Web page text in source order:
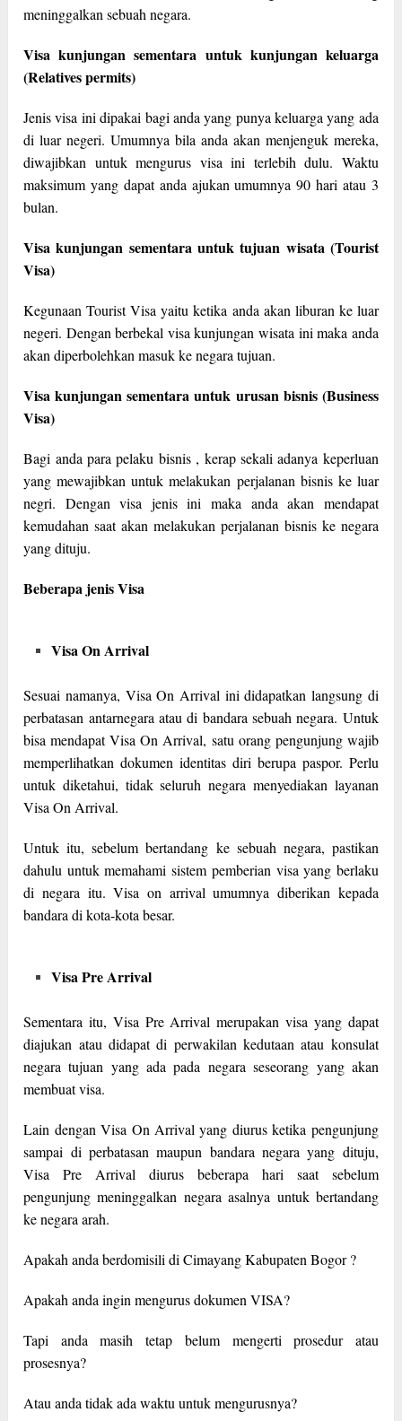
meninggalkan sebuah negara.
Visa kunjungan sementara untuk kunjungan keluarga
(Relatives permits)
Jenis visa ini dipakai bagi anda yang punya keluarga yang ada
di luar negeri. Umumnya bila anda akan menjenguk mereka,
diwajibkan untuk mengurus visa ini terlebih dulu. Waktu
maksimum yang dapat anda ajukan umumnya 90 hari atau 3
bulan.
Visa kunjungan sementara untuk tujuan wisata (Tourist
Visa)
Kegunaan Tourist Visa yaitu ketika anda akan liburan ke luar
negeri. Dengan berbekal visa kunjungan wisata ini maka anda
akan diperbolehkan masuk ke negara tujuan.
Visa kunjungan sementara untuk urusan bisnis (Business
Visa)
Bagi anda para pelaku bisnis , kerap sekali adanya keperluan
yang mewajibkan untuk melakukan perjalanan bisnis ke luar
negri. Dengan visa jenis ini maka anda akan mendapat
kemudahan saat akan melakukan perjalanan bisnis ke negara
yang dituju.
Beberapa jenis Visa
Visa On Arrival
Sesuai namanya, Visa On Arrival ini didapatkan langsung di
perbatasan antarnegara atau di bandara sebuah negara. Untuk
bisa mendapat Visa On Arrival, satu orang pengunjung wajib
memperlihatkan dokumen identitas diri berupa paspor. Perlu
untuk diketahui, tidak seluruh negara menyediakan layanan
Visa On Arrival.
Untuk itu, sebelum bertandang ke sebuah negara, pastikan
dahulu untuk memahami sistem pemberian visa yang berlaku
di negara itu. Visa on arrival umumnya diberikan kepada
bandara di kota-kota besar.
Visa Pre Arrival
Sementara itu, Visa Pre Arrival merupakan visa yang dapat
diajukan atau didapat di perwakilan kedutaan atau konsulat
negara tujuan yang ada pada negara seseorang yang akan
membuat visa.
Lain dengan Visa On Arrival yang diurus ketika pengunjung
sampai di perbatasan maupun bandara negara yang dituju,
Visa Pre Arrival diurus beberapa hari saat sebelum
pengunjung meninggalkan negara asalnya untuk bertandang
ke negara arah.
Apakah anda berdomisili di Cimayang Kabupaten Bogor ?
Apakah anda ingin mengurus dokumen VISA?
Tapi anda masih tetap belum mengerti prosedur atau
prosesnya?
Atau anda tidak ada waktu untuk mengurusnya?